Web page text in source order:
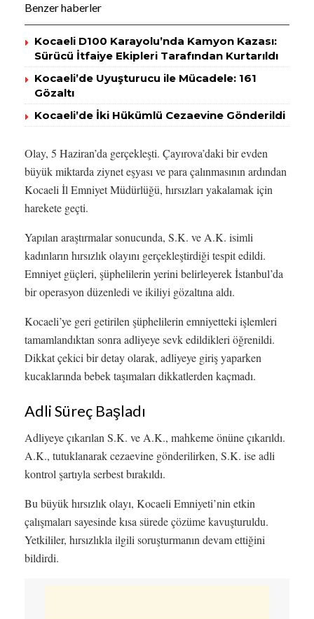
Benzer haberler
Kocaeli D100 Karayolu’nda Kamyon Kazası:
Sürücü İtfaiye Ekipleri Tarafından Kurtarıldı
Kocaeli’de Uyuşturucu ile Mücadele: 161
Gözaltı
Kocaeli’de İki Hükümlü Cezaevine Gönderildi
Olay, 5 Haziran’da gerçekleşti. Çayırova’daki bir evden
büyük miktarda ziynet eşyası ve para çalınmasının ardından
Kocaeli İl Emniyet Müdürlüğü, hırsızları yakalamak için
harekete geçti.
Yapılan araştırmalar sonucunda, S.K. ve A.K. isimli
kadınların hırsızlık olayını gerçekleştirdiği tespit edildi.
Emniyet güçleri, şüphelilerin yerini belirleyerek İstanbul’da
bir operasyon düzenledi ve ikiliyi gözaltına aldı.
Kocaeli’ye geri getirilen şüphelilerin emniyetteki işlemleri
tamamlandıktan sonra adliyeye sevk edildikleri öğrenildi.
Dikkat çekici bir detay olarak, adliyeye giriş yaparken
kucaklarında bebek taşımaları dikkatlerden kaçmadı.
Adli Süreç Başladı
Adliyeye çıkarılan S.K. ve A.K., mahkeme önüne çıkarıldı.
A.K., tutuklanarak cezaevine gönderilirken, S.K. ise adli
kontrol şartıyla serbest bırakıldı.
Bu büyük hırsızlık olayı, Kocaeli Emniyeti’nin etkin
çalışmaları sayesinde kısa sürede çözüme kavuşturuldu.
Yetkililer, hırsızlıkla ilgili soruşturmanın devam ettiğini
bildirdi.